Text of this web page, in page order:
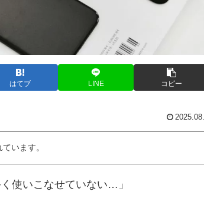
はてブ LINE コピー
います。
使いこなせていない…」